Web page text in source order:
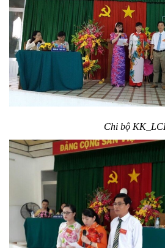
Chi bộ